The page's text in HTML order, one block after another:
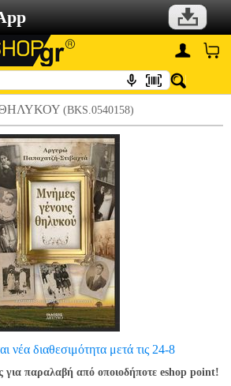
(BKS.0540158)
νέα διαθεσιμότητα μετά τις 24-8
για παραλαβή από οποιοδήποτε eshop point!